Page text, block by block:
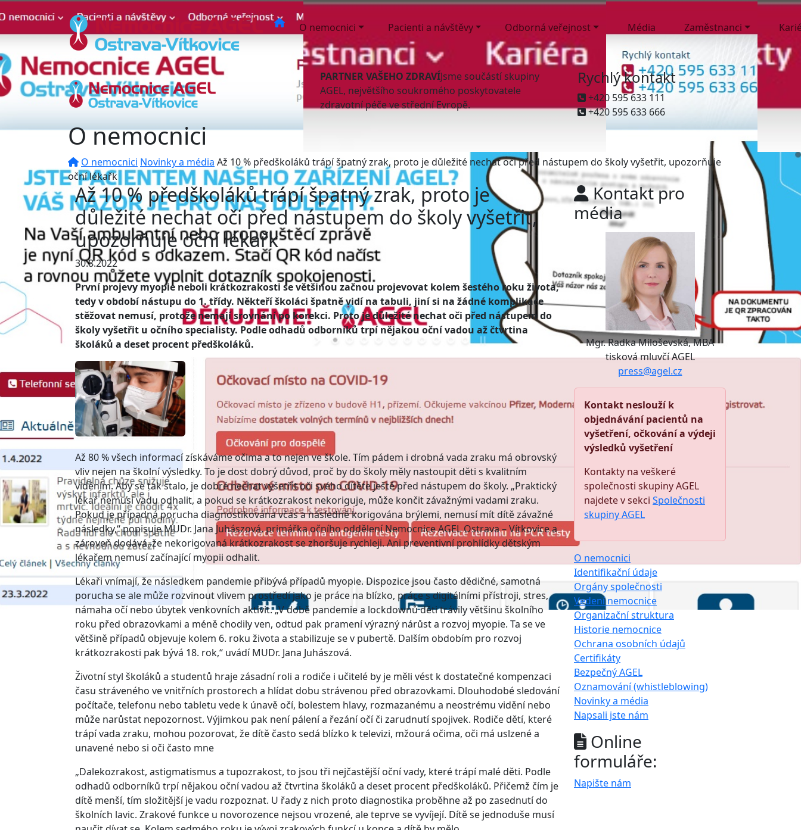
O nemocnici Pacienti a návštěvy Odborná veřejnost Média Zaměstnanci
PARTNER VAŠEHO ZDRAVÍJsme součástí skupiny
AGEL, největšího soukromého poskytovatele
zdravotní péče ve střední Evropě.
Rychlý kontakt
+420 595 633 111
+420 595 633 666
O nemocnici
O nemocnici Novinky a média Až 10 % předškoláků trápí špatný zrak, proto je důležité nechat oči před nástupem do školy vyšetřit, upozorňuje
oční lékařk
Až 10 % předškoláků trápí špatný zrak, proto je
důležité nechat oči před nástupem do školy vyšetřit,
upozorňuje oční lékařk
30.8.2022
První projevy myopie neboli krátkozrakosti se většinou začnou projevovat kolem šestého roku života,
tedy v období nástupu do 1. třídy. Někteří školáci špatně vidí na tabuli, jiní si na žádné komplikace
stěžovat nemusí, protože nemají srovnání po korekci. Proto je důležité nechat oči před nástupem do
školy vyšetřit u očního specialisty. Podle odhadů odborníků trpí nějakou oční vadou až čtvrtina
školáků a deset procent předškoláků.
Až 80 % všech informací získáváme očima a to nejen ve škole. Tím pádem i drobná vada zraku má obrovský
vliv nejen na školní výsledky. To je dost dobrý důvod, proč by do školy měly nastoupit děti s kvalitním
viděním. Aby se tak stalo, je dobré nechat vyšetřit oči svého dítěte ještě před nástupem do školy. „Praktický
lékař nemusí vadu odhalit, a pokud se krátkozrakost nekoriguje, může končit závažnými vadami zraku.
Pokud je případná porucha diagnostikována včas a následně korigována brýlemi, nemusí mít dítě závažné
následky,“ popisuje MUDr. Jana Juhászová, primářka očního oddělení Nemocnice AGEL Ostrava – Vítkovice a
zároveň dodává, že nekorigovaná krátkozrakost se zhoršuje rychleji. Ani preventivní prohlídky dětským
lékařem nemusí začínající myopii odhalit.
Lékaři vnímají, že následkem pandemie přibývá případů myopie. Dispozice jsou často dědičné, samotná
porucha se ale může rozvinout vlivem prostředí jako je práce na blízko, práce s digitálními přístroji, stres,
námaha očí nebo úbytek venkovních aktivit. „V době pandemie a lockdownů děti trávily většinu školního
roku před obrazovkami a méně chodily ven, odtud pak pramení výrazný nárůst a rozvoj myopie. Ta se ve
většině případů objevuje kolem 6. roku života a stabilizuje se v pubertě. Dalším obdobím pro rozvoj
krátkozrakosti pak bývá 18. rok,“ uvádí MUDr. Jana Juhászová.
Životní styl školáků a studentů hraje zásadní roli a rodiče i učitelé by je měli vést k dostatečné kompenzaci
času stráveného ve vnitřních prostorech a hlídat dobu strávenou před obrazovkami. Dlouhodobé sledování
počítače, telefonu nebo tabletu vede k únavě očí, bolestem hlavy, rozmazanému a neostrému vidění nebo
může narůstat nepozornost. Výjimkou pak není pálení a řezání očí či zarudnutí spojivek. Rodiče dětí, které
trápí vada zraku, mohou pozorovat, že dítě často sedá blízko k televizi, mžourá očima, oči má uslzené a
unavené nebo si oči často mne
„Dalekozrakost, astigmatismus a tupozrakost, to jsou tři nejčastější oční vady, které trápí malé děti. Podle
odhadů odborníků trpí nějakou oční vadou až čtvrtina školáků a deset procent předškoláků. Přičemž čím je
dítě menší, tím složitější je vadu rozpoznat. U řady z nich proto diagnostika proběhne až po zasednutí do
školních lavic. Zrakové funkce u novorozence nejsou vrozené, ale teprve se vyvíjejí. Dítě se jednoduše musí
Kontakt pro
média
Mgr. Radka Miloševská, MBA
tisková mluvčí AGEL
press@agel.cz
Kontakt neslouží k
objednávání pacientů na
vyšetření, očkování a výdeji
výsledků vyšetření
Kontakty na veškeré
společnosti skupiny AGEL
najdete v sekci Společnosti
skupiny AGEL
O nemocnici
Identifikační údaje
Orgány společnosti
Vedení nemocnice
Organizační struktura
Historie nemocnice
Ochrana osobních údajů
Certifikáty
Bezpečný AGEL
Oznamování (whistleblowing)
Novinky a média
Napsali jste nám
Online
formuláře:
Napište nám